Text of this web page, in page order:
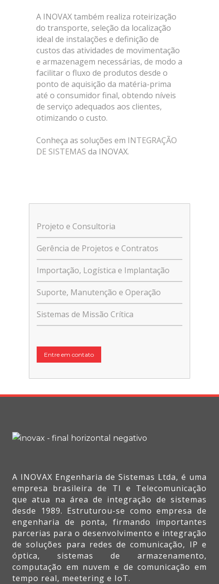
A INOVAX também realiza roteirização
do transporte, seleção da localização
ideal de instalações e definição de
custos das atividades de movimentação
e armazenagem necessárias, de modo a
facilitar o fluxo de produtos desde o
ponto de aquisição da matéria-prima
até o consumidor final, obtendo níveis
de serviço adequados aos clientes,
otimizando o custo.
Conheça as soluções em INTEGRAÇÃO
DE SISTEMAS da INOVAX.
Projeto e Consultoria
Gerência de Projetos e Contratos
Importação, Logística e Implantação
Suporte, Manutenção e Operação
Sistemas de Missão Crítica
Entre em contato
A INOVAX Engenharia de Sistemas Ltda, é uma
empresa brasileira de TI e Telecomunicação
que atua na área de integração de sistemas
desde 1989. Estruturou-se como empresa de
engenharia de ponta, firmando importantes
parcerias para o desenvolvimento e integração
de soluções para redes de comunicação, IP e
óptica, sistemas de armazenamento,
computação em nuvem e de comunicação em
tempo real, meetering e IoT.